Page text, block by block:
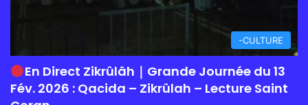
-CULTURE
En Direct Zikrûlâh｜Grande Journée du 13
Fév. 2026 : Qacida – Zikrûlah – Lecture Saint